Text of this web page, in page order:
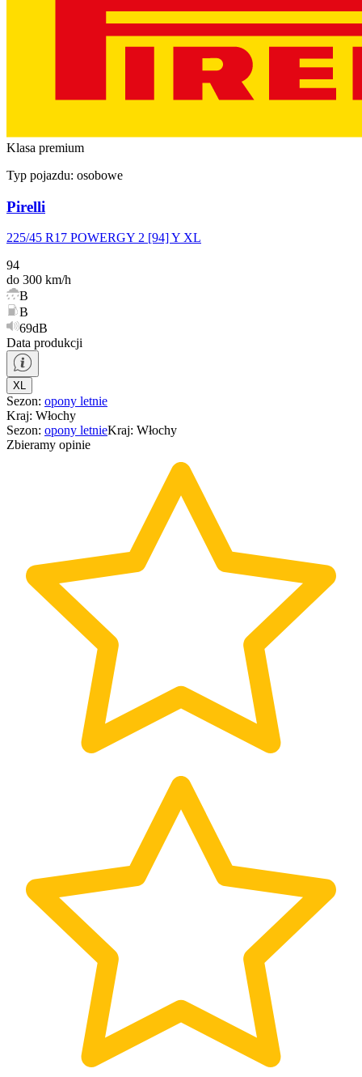
Klasa premium
Typ pojazdu: osobowe
Pirelli
225/45 R17 POWERGY 2 [94] Y XL
94
do 300 km/h
B
B
69dB
Data produkcji
XL
Sezon: opony letnie
Kraj: Włochy
Sezon: opony letnieKraj: Włochy
Zbieramy opinie